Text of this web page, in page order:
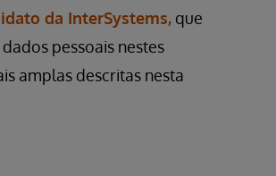
da InterSystems, que
pessoais nestes
amplas descritas nesta